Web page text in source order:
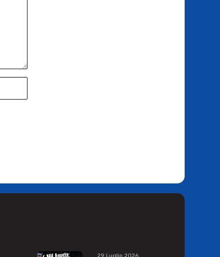
29 Luglio 2026